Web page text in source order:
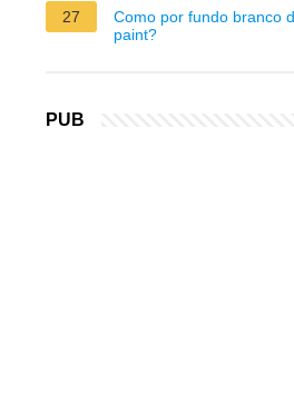
27
Como por fundo branco
paint?
PUB